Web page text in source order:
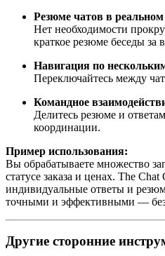
Резюме чатов в
Нет необходимости
краткое резюме беседы за
Навигация по
Переключайтесь между
Командное
Делитесь резюме и
координации.
Пример использования:
Вы обрабатываете множество
статусе заказа и ценах. The Chat
индивидуальные ответы и
точными и эффективными —
Другие сторонние